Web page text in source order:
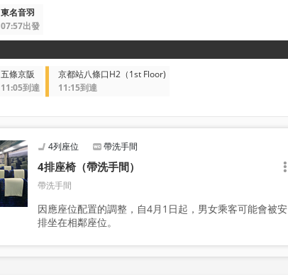
東名音羽
07:57出發
五條京阪
11:05到達
京都站八條口H2（1st Floor)
11:15到達
4列座位 帶洗手間
4排座椅（帶洗手間）
帶洗手間
因應座位配置的調整，自4月1日起，男女乘客可能會被安
排坐在相鄰座位。